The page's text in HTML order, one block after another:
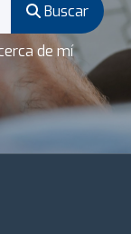
Buscar
de mí